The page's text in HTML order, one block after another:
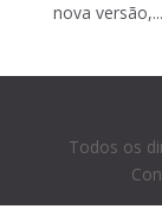
nova versão,...
Todos os